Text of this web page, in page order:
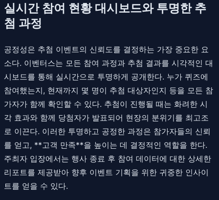
실시간 참여 현황 대시보드와 투명한 추
첨 과정
공정성은 추첨 이벤트의 신뢰도를 결정하는 가장 중요한 요
소다. 이벤터스는 모든 참여 과정과 추첨 결과를 시각적인 대
시보드를 통해 실시간으로 투명하게 공개한다. 누가 퀴즈에
참여했는지, 현재까지 몇 명이 추첨 대상자인지 등을 모든 참
가자가 함께 확인할 수 있다. 추첨이 진행될 때는 화려한 시
각 효과와 함께 당첨자가 발표되어 현장의 분위기를 최고조
로 이끈다. 이러한 투명하고 공정한 과정은 참가자들의 신뢰
를 얻고, **고객 만족**을 높이는 데 결정적인 역할을 한다.
주최자 입장에서는 행사 종료 후 참여 데이터에 대한 상세한
리포트를 제공받아 향후 이벤트 기획을 위한 귀중한 인사이
트를 얻을 수 있다.